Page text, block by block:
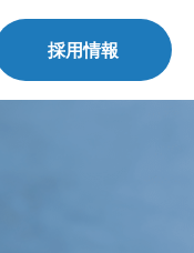
採用情報